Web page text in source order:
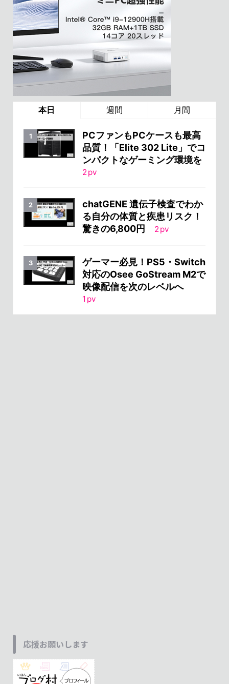
本日 週間 月間
PCファンもPCケースも最高
品質！「Elite 302 Lite」でコ
ンパクトなゲーミング環境を
2 pv
chatGENE 遺伝子検査でわか
る自分の体質と疾患リスク！
驚きの6,800円
2 pv
ゲーマー必見！PS5・Switch
対応のOsee GoStream M2で
映像配信を次のレベルへ
1 pv
応援お願いします